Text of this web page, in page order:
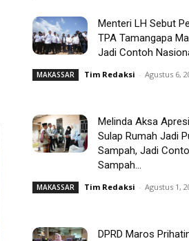
Menteri LH Sebut
TPA Tamangapa
Jadi Contoh
MAKASSAR Tim Redaksi - Agustus 6,
Melinda Aksa
Sulap Rumah Jadi
Sampah, Jadi
Sampah...
MAKASSAR Tim Redaksi - Agustus 1,
DPRD Maros